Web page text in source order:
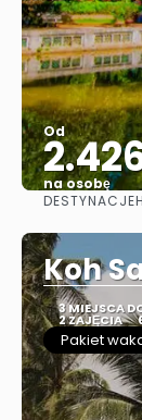
Od
na osobę
DESTYNACJE
Koh
3 MIEJSCA
2 ZAJĘCIA
Pakiet